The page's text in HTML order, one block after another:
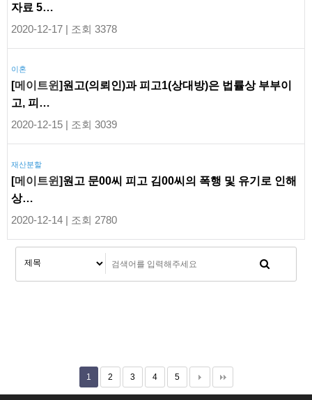
자료 5…
2020-12-17 | 조회 3378
이혼
[메이트윈]원고(의뢰인)과 피고1(상대방)은 법률상 부부이
고, 피…
2020-12-15 | 조회 3039
재산분할
[메이트윈]원고 문00씨 피고 김00씨의 폭행 및 유기로 인해
상…
2020-12-14 | 조회 2780
1 2 3 4 5